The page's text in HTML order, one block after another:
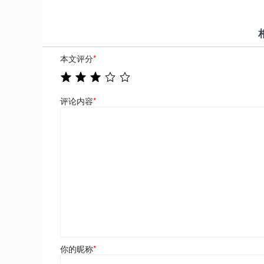
本文评分*
评论内容*
你的昵称*